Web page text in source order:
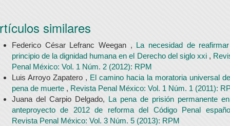
similares
Federico César Lefranc Weegan , La necesidad de
principio de la dignidad humana en el Derecho del siglo xxi ,
Penal México: Vol. 1 Núm. 2 (2012): RPM
Luis Arroyo Zapatero , El camino hacia la moratoria universal
pena de muerte , Revista Penal México: Vol. 1 Núm. 1 (2011):
Juana del Carpio Delgado, La pena de prisión permanente
anteproyecto de 2012 de reforma del Código Penal
Revista Penal México: Vol. 3 Núm. 5 (2013): RPM